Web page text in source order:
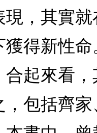
現，其實
得新性
合起來看
，包括齊